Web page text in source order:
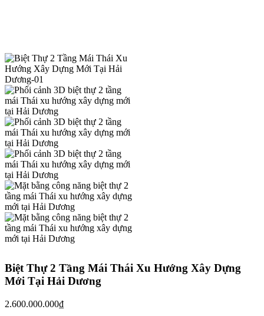
Biệt Thự 2 Tầng Mái Thái Xu Hướng Xây Dựng
Mới Tại Hải Dương
2.600.000.000₫